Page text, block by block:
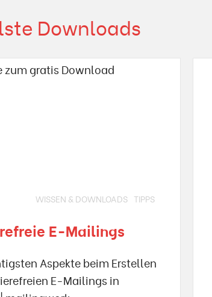
Downloads
WISSEN & DOWNLOADS TIPPS
E-Mailings
Aspekte beim Erstellen
E-Mailings in